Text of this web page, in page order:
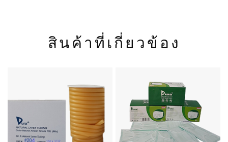
สินค้าที่เกี่ยวข้อง